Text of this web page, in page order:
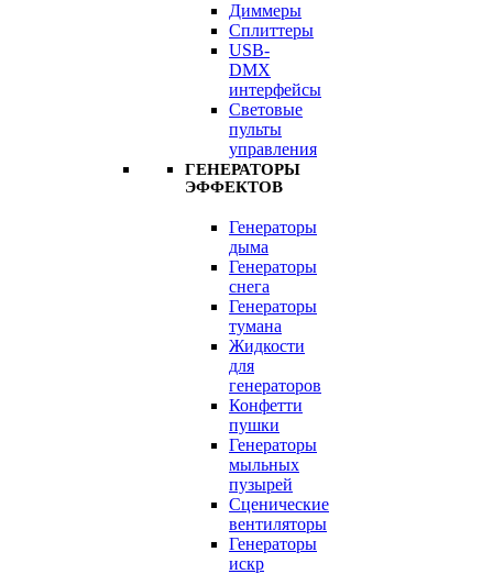
Диммеры
Сплиттеры
USB-
DMX
интерфейсы
Световые
пульты
управления
ГЕНЕРАТОРЫ
ЭФФЕКТОВ
Генераторы
дыма
Генераторы
снега
Генераторы
тумана
Жидкости
для
генераторов
Конфетти
пушки
Генераторы
мыльных
пузырей
Сценические
вентиляторы
Генераторы
искр